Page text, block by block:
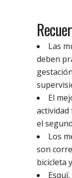
Las
deben
El
actividad
el
Los
son
bicicleta